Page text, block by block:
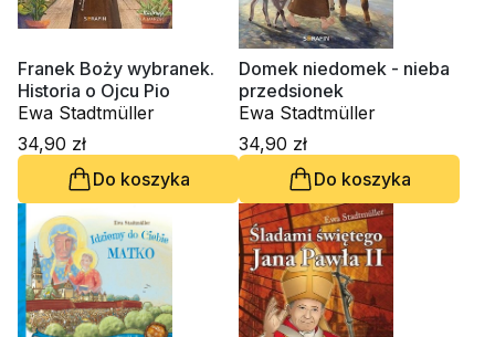
Franek Boży wybranek.
Historia o Ojcu Pio
Ewa Stadtmüller
34,90 zł
Do koszyka
Domek niedomek - nieba
przedsionek
Ewa Stadtmüller
34,90 zł
Do koszyka